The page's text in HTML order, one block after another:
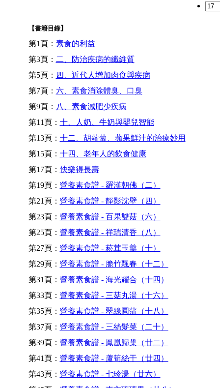
【書籍目錄】
第1頁： 素食的利益
第3頁： 二、防治疾病的纖維質
第5頁： 四、近代人增加肉食與疾病
第7頁： 六、素食消除體臭、口臭
第9頁： 八、素食減肥少疾病
第11頁： 十、人奶、牛奶與嬰兒智能
第13頁： 十二、胡蘿蔔、蘋果鮮汁的治療妙用
第15頁： 十四、老年人的飲食健康
第17頁：快樂得長壽
第19頁： 營養素食譜 - 羅漢朝佛（二）
第21頁： 營養素食譜 - 靜影沈壁（四）
第23頁： 營養素食譜 - 百果雙菇（六）
第25頁： 營養素食譜 - 祥瑞清香（八）
第27頁： 營養素食譜 - 菘茸玉羹（十）
第29頁： 營養素食譜 - 脆竹飄春（十二）
第31頁： 營養素食譜 - 海光耀合（十四）
第33頁： 營養素食譜 - 三菇丸湯（十六）
第35頁： 營養素食譜 - 翠綠圓蒲（十八）
第37頁： 營養素食譜 - 三絲髮菜（二十）
第39頁： 營養素食譜 - 鳳凰歸巢（廿二）
第41頁： 營養素食譜 - 蘆筍絲干（廿四）
第43頁： 營養素食譜 - 七珍湯（廿六）